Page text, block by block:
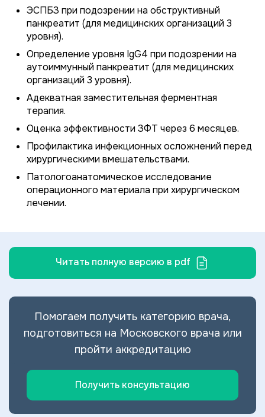
ЭСПБЗ при подозрении на обструктивный
панкреатит (для медицинских организаций 3
уровня).
Определение уровня IgG4 при подозрении на
аутоиммунный панкреатит (для медицинских
организаций 3 уровня).
Адекватная заместительная ферментная
терапия.
Оценка эффективности ЗФТ через 6 месяцев.
Профилактика инфекционных осложнений перед
хирургическими вмешательствами.
Патологоанатомическое исследование
операционного материала при хирургическом
лечении.
Читать полную версию в pdf
Помогаем получить категорию врача,
подготовиться на Московского врача или
пройти аккредитацию
Получить консультацию